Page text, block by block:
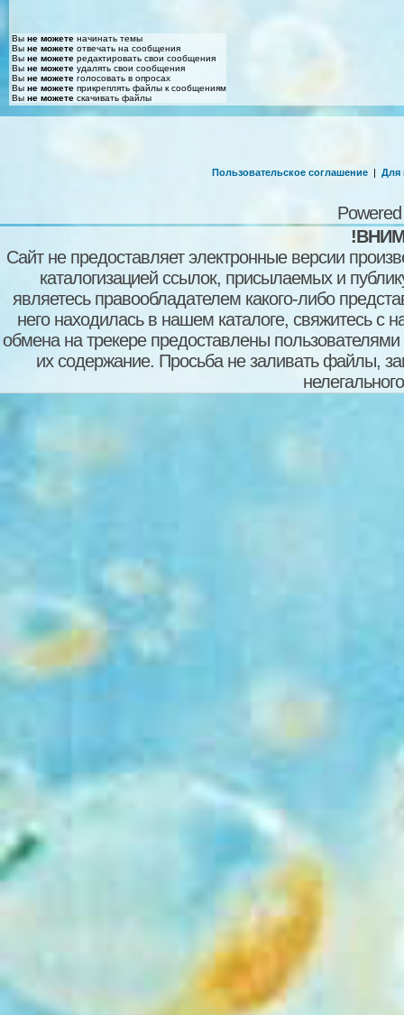
Вы не можете начинать темы
Вы не можете отвечать на сообщения
Вы не можете редактировать свои сообщения
Вы не можете удалять свои сообщения
Вы не можете голосовать в опросах
Вы не можете прикреплять файлы к сообщениям
Вы не можете скачивать файлы
Пользовательское соглашение | Для
Сайт не предоставляет электронные версии
каталогизацией ссылок, присылаемых и
являетесь правообладателем какого-либо
него находилась в нашем каталоге, свяжитесь
обмена на трекере предоставлены пользователями
их содержание. Просьба не заливать файлы,